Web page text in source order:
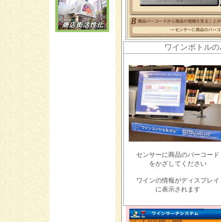
ワインボトル
センサーに商品のバーコード
をかざしてください
ワインの情報がディスプレイ
に表示されます